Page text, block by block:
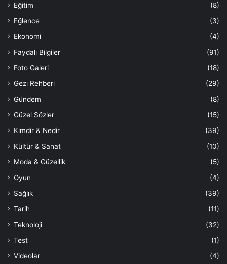
Eğitim
(8)
Eğlence
(3)
Ekonomi
(4)
Faydalı Bilgiler
(91)
Foto Galeri
(18)
Gezi Rehberi
(29)
Gündem
(8)
Güzel Sözler
(15)
Kimdir & Nedir
(39)
Kültür & Sanat
(10)
Moda & Güzellik
(5)
Oyun
(4)
Sağlık
(39)
Tarih
(11)
Teknoloji
(32)
Test
(1)
Videolar
(4)